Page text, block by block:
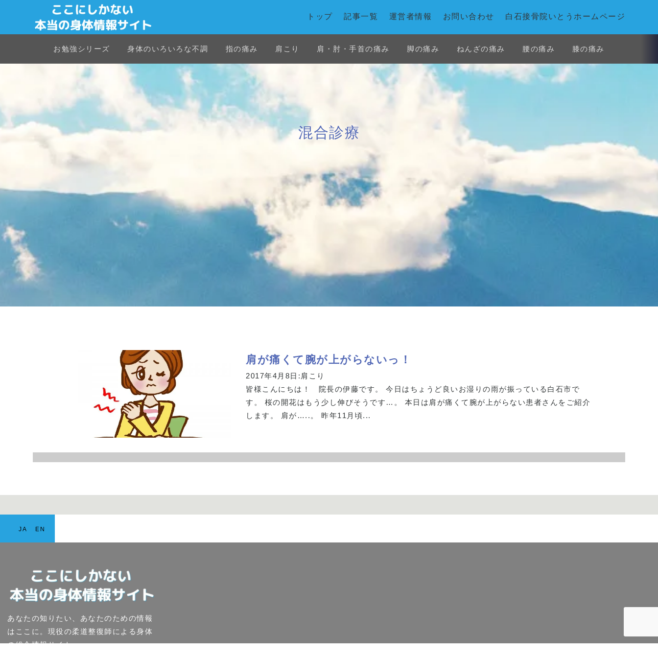
トップ 記事一覧 運営者情報 お問い合わせ 白石接骨院いとうホームページ
お勉強シリーズ 身体のいろいろな不調 指の痛み 肩こり 肩・肘・手首の痛み 脚の痛み ねんざの痛み 腰の痛み 膝の痛み
首の痛み 交通事故
混合診療
肩が痛くて腕が上がらないっ！
2017年4月8日: 肩こり
皆様こんにちは！ 院長の伊藤です。 今日はちょうど良いお湿りの雨が振っている白石市で
す。 桜の開花はもう少し伸びそうです…。 本日は肩が痛くて腕が上がらない患者さんをご紹介
します。 肩が…..。 昨年11月頃...
EN
JA
あなたの知りたい、あなたのための情報
はここに。現役の柔道整復師による身体
の総合情報サイト